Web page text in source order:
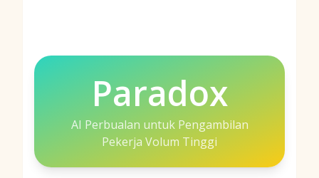
Paradox
AI Perbualan untuk Pengambilan
Pekerja Volum Tinggi